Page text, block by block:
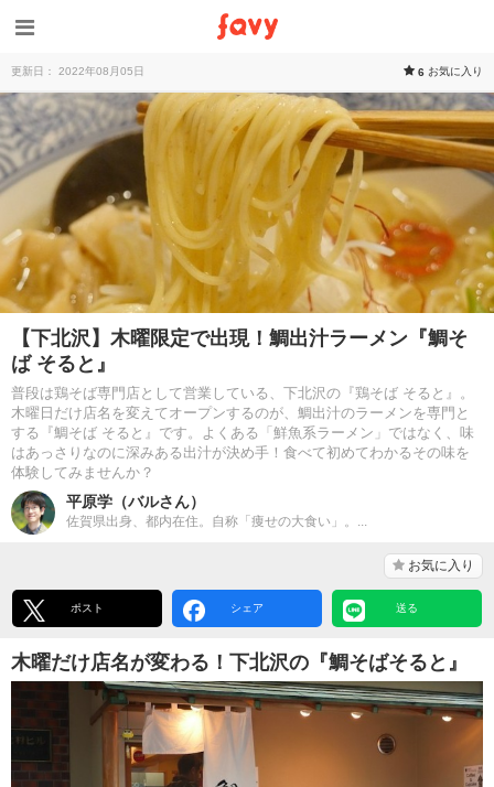
更新日： 2022年08月05日 6 お気に入り
【下北沢】木曜限定で出現！鯛出汁ラーメン『鯛そ
ば そると』
普段は鶏そば専門店として営業している、下北沢の『鶏そば そると』。
木曜日だけ店名を変えてオープンするのが、鯛出汁のラーメンを専門と
する『鯛そば そると』です。よくある「鮮魚系ラーメン」ではなく、味
はあっさりなのに深みある出汁が決め手！食べて初めてわかるその味を
体験してみませんか？
平原学（バルさん）
佐賀県出身、都内在住。自称「痩せの大食い」。...
お気に入り
ポスト シェア 送る
木曜だけ店名が変わる！下北沢の『鯛そばそると』